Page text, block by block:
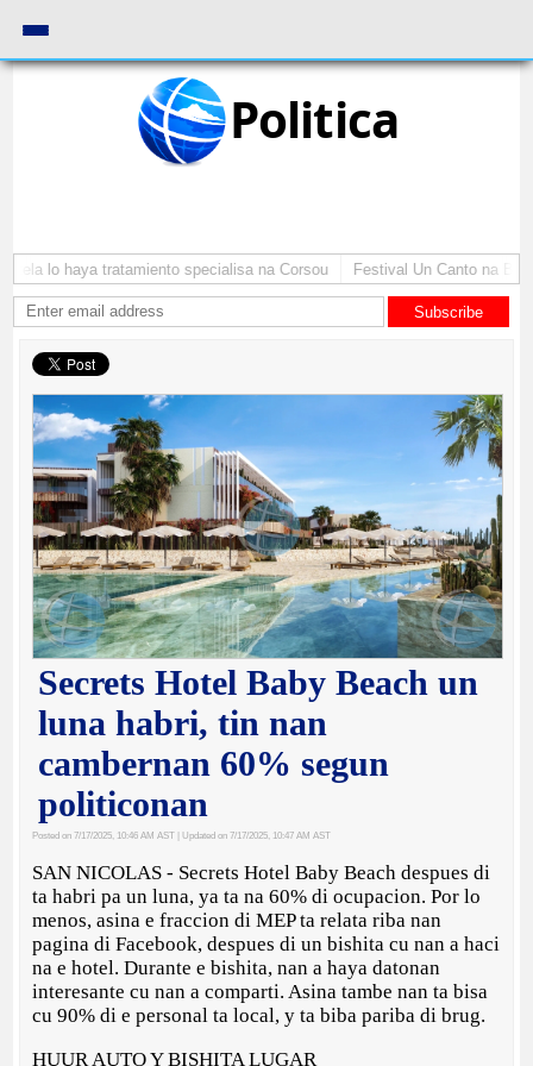
Politica
lo haya tratamiento specialisa na Corsou Festival Un Canto na
Subscribe
Secrets Hotel Baby Beach un
luna habri, tin nan
cambernan 60% segun
politiconan
Posted on 7/17/2025, 10:46 AM AST | Updated on 7/17/2025, 10:47 AM AST
SAN NICOLAS - Secrets Hotel Baby Beach despues di
ta habri pa un luna, ya ta na 60% di ocupacion. Por lo
menos, asina e fraccion di MEP ta relata riba nan
pagina di Facebook, despues di un bishita cu nan a haci
na e hotel. Durante e bishita, nan a haya datonan
interesante cu nan a comparti. Asina tambe nan ta bisa
cu 90% di e personal ta local, y ta biba pariba di brug.
HUUR AUTO Y BISHITA LUGAR